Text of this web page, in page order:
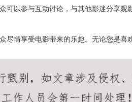
以参与互动讨论，与其他影迷分享
情享受电影带来的乐趣。无论您是